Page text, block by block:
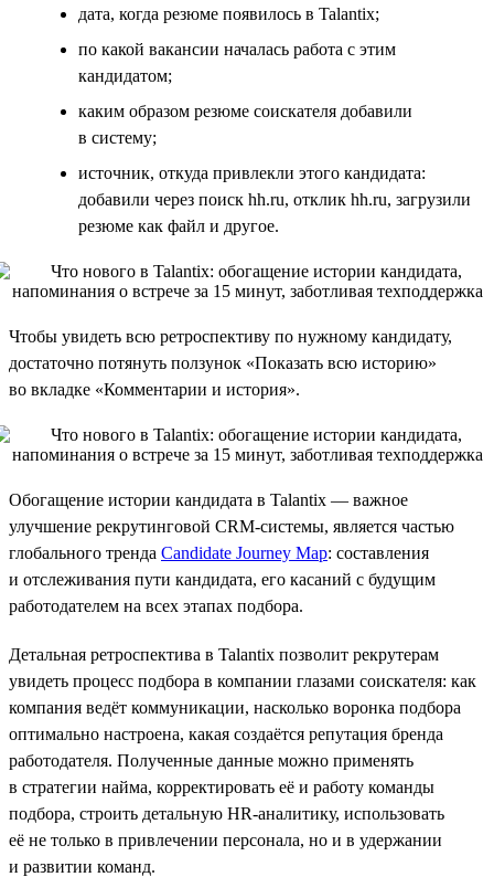
дата, когда резюме появилось в Talantix;
по какой вакансии началась работа с этим
кандидатом;
каким образом резюме соискателя добавили
в систему;
источник, откуда привлекли этого кандидата:
добавили через поиск hh.ru, отклик hh.ru, загрузили
резюме как файл и другое.
Чтобы увидеть всю ретроспективу по нужному кандидату,
достаточно потянуть ползунок «Показать всю историю»
во вкладке «Комментарии и история».
Обогащение истории кандидата в Talantix — важное
улучшение рекрутинговой CRM-системы, является частью
глобального тренда Candidate Journey Map: составления
и отслеживания пути кандидата, его касаний с будущим
работодателем на всех этапах подбора.
Детальная ретроспектива в Talantix позволит рекрутерам
увидеть процесс подбора в компании глазами соискателя: как
компания ведёт коммуникации, насколько воронка подбора
оптимально настроена, какая создаётся репутация бренда
работодателя. Полученные данные можно применять
в стратегии найма, корректировать её и работу команды
подбора, строить детальную HR-аналитику, использовать
её не только в привлечении персонала, но и в удержании
и развитии команд.